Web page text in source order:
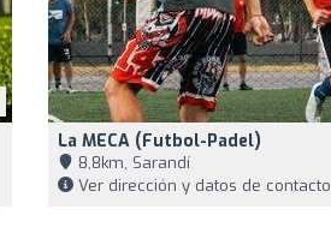
La MECA (Futbol-Padel)
8,8km, Sarandí
Ver dirección y datos de contacto